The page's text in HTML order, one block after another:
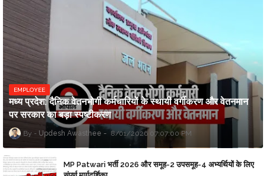
EMPLOYEE
मध्य प्रदेश: दैनिक वेतनभोगी कर्मचारियों के स्थायी वर्गीकरण और वेतनमान
पर सरकार का बड़ा स्पष्टीकरण
Updesh Awasthee 8/01/2026 07:07:00 PM
MP Patwari भर्ती 2026 और समूह-2 उपसमूह-4 अभ्यर्थियों के लिए